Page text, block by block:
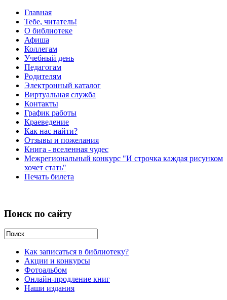
Главная
Тебе, читатель!
О библиотеке
Афиша
Коллегам
Учебный день
Педагогам
Родителям
Электронный каталог
Виртуальная служба
Контакты
График работы
Краеведение
Как нас найти?
Отзывы и пожелания
Книга - вселенная чудес
Межрегиональный конкурс "И строчка каждая рисунком
хочет стать"
Печать билета
Поиск по сайту
Как записаться в библиотеку?
Акции и конкурсы
Фотоальбом
Онлайн-продление книг
Наши издания